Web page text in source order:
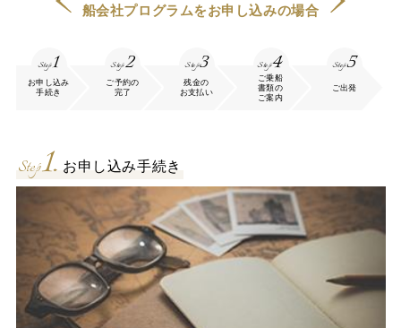
船会社プログラムをお申し込みの場合
Step1
お申し込み
手続き
Step2
ご予約の
完了
Step3
残金の
お支払い
Step4
ご乗船
書類の
ご案内
Step5
ご出発
Step1. お申し込み手続き